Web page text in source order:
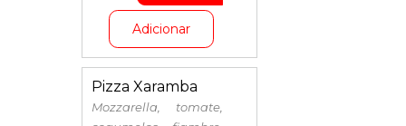
Adicionar
Pizza Xaramba
Mozzarella, tomate,